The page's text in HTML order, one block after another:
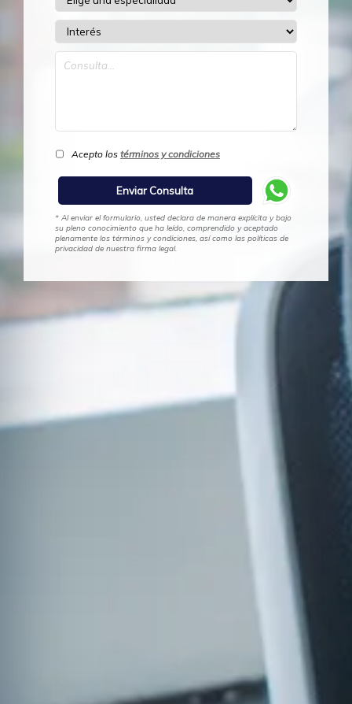
Acepto los términos y condiciones
* Al enviar el formulario, usted declara de manera explícita y bajo
su pleno conocimiento que ha leído, comprendido y aceptado
plenamente los términos y condiciones, así como las políticas de
privacidad de nuestra firma legal.